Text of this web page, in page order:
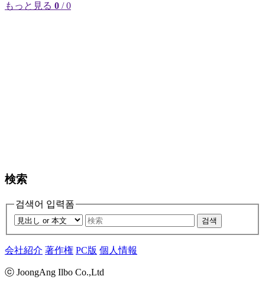
もっと見る 0 / 0
検索
검색어 입력폼
검색
会社紹介 著作権 PC版 個人情報
ⓒ JoongAng Ilbo Co.,Ltd